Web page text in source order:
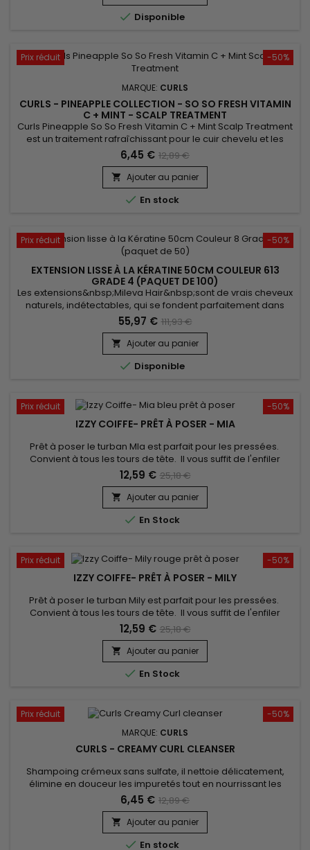
très naturel.
 Disponible
-50%
Prix réduit
MARQUE: CURLS
CURLS - PINEAPPLE COLLECTION - SO SO FRESH VITAMIN
C + MINT - SCALP TREATMENT
Curls Pineapple So So Fresh Vitamin C + Mint Scalp Treatment
est un traitement rafraîchissant pour le cuir chevelu et les
cheveux.&nbsp; Il répare, renforce et hydrate grâce à l'huile
de Soja, de Tournesol et au beurre de Karité.&nbsp; Formulé
avec de l'huile de Menthe,&nbsp;Curls Pineapple So So Fresh
Vitamin C + Mint Scalp Treatment est une véritable...
6,45 € 12,89 €
 Ajouter au panier
 En stock
-50%
Prix réduit
EXTENSION LISSE À LA KÉRATINE 50CM COULEUR 613
GRADE 4 (PAQUET DE 100)
Les extensions&nbsp;Mileva Hair&nbsp;sont de vrais cheveux
naturels, indétectables, qui se fondent parfaitement dans
votre chevelure, en augmentant son volume ou sa
longueur.&nbsp; Très soyeux et très doux, ils sont 100% rémy
hair.&nbsp; Le cheveu est très léger, souple et donne un look
très naturel.
55,97 € 111,93 €
 Ajouter au panier
 Disponible
-50%
Prix réduit
IZZY COIFFE- PRÊT À POSER - MIA
Prêt à poser le turban MIa est parfait pour les pressées.
Convient à tous les tours de tête. Il vous suffit de l'enfiler
comme un bonnet classique pour booster votre style !
confort inégalé et un très beau rendu. Vendu avec son bijou
pour un look élégant.
12,59 € 25,18 €
 Ajouter au panier
 En Stock
-50%
Prix réduit
IZZY COIFFE- PRÊT À POSER - MILY
Prêt à poser le turban Mily est parfait pour les pressées.
Convient à tous les tours de tête. Il vous suffit de l'enfiler
comme un bonnet classique pour booster votre style !
confort inégalé et un très beau rendu. Vendu avec son bijou
pour un look élégant.
12,59 € 25,18 €
 Ajouter au panier
 En Stock
-50%
Prix réduit
MARQUE: CURLS
CURLS - CREAMY CURL CLEANSER
Shampoing crémeux sans sulfate, il nettoie délicatement,
élimine en douceur les impuretés tout en nourrissant les
cheveux.&nbsp; Idéal pour les cheveux altérés
chimiquement/colorés, Curls Creamy Curl Cleanser hydrate,
définit et sublime les boucles. Les protéines de Soie, le
Panthénol et les céramides forment un mélange nourrissant
pour hydrater et...
6,45 € 12,89 €
 Ajouter au panier
 En stock